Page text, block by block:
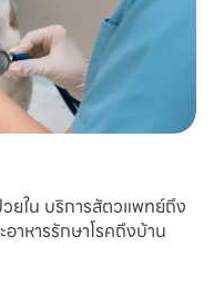
ยใน บริการสัตวแพทย์ถึง
าหารรักษาโรคถึงบ้าน